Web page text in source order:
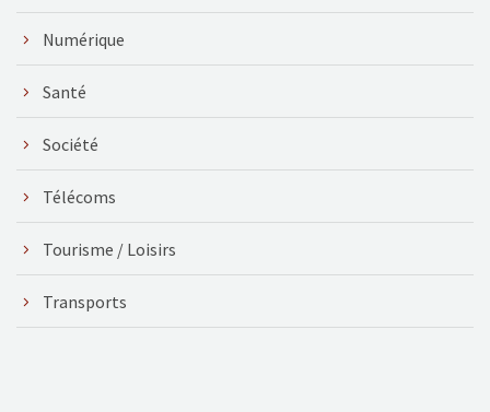
Numérique
Santé
Société
Télécoms
Tourisme / Loisirs
Transports